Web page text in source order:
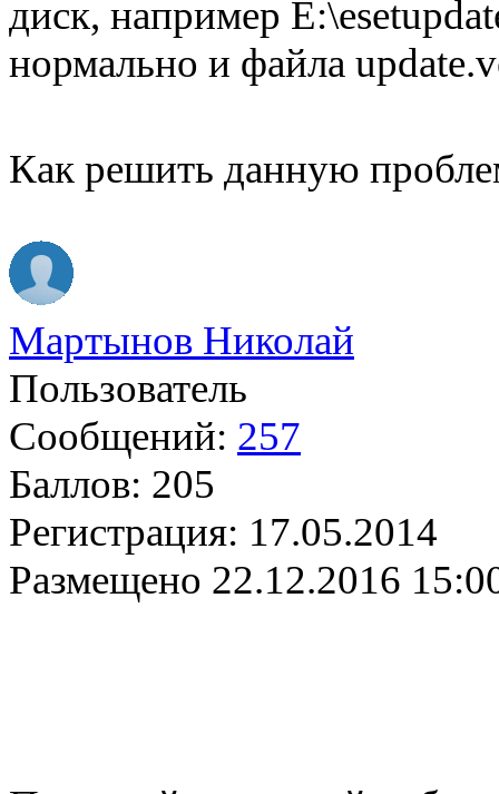
диск, например
нормально и файла
Как решить данную
Мартынов Николай
Пользователь
Сообщений: 257
Баллов: 205
Регистрация: 17.05.2014
Размещено 22.12.2016